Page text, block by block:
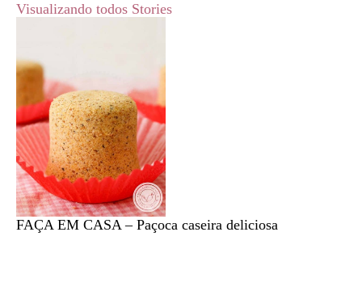
Visualizando todos Stories
FAÇA EM CASA – Paçoca caseira deliciosa